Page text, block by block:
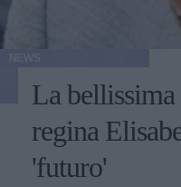
La
regina
'futuro'